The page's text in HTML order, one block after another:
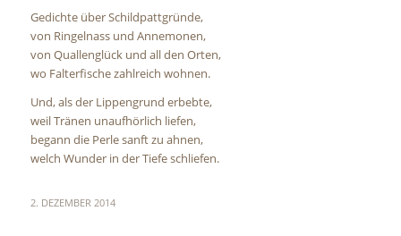
Gedichte über Schildpattgründe,
von Ringelnass und Annemonen,
von Quallenglück und all den Orten,
wo Falterfische zahlreich wohnen.
Und, als der Lippengrund erbebte,
weil Tränen unaufhörlich liefen,
begann die Perle sanft zu ahnen,
welch Wunder in der Tiefe schliefen.
2. DEZEMBER 2014